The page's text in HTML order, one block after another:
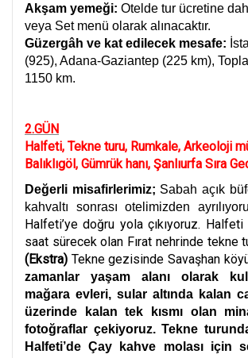
Akşam yemeği: Otelde tur ücretine
veya Set menü olarak alınacaktır.
Güzergâh ve kat edilecek mesafe:
(925), Adana-Gaziantep (225 km),
1150 km.
2.GÜN
Halfeti, Tekne turu, Rumkale, Arkeoloji
Balıklıgöl, Gümrük hanı, Şanlıurfa Sıra
Değerli misafirlerimiz; Sabah açık
kahvaltı sonrası otelimizden
Halfeti’ye doğru yola çıkıyoruz.
saat sürecek olan Fırat nehrinde tekne
(Ekstra) Tekne gezisinde Savaşhan
zamanlar yaşam alanı olarak
mağara evleri, sular altında kalan
üzerinde kalan tek kısmı olan
fotoğraflar çekiyoruz. Tekne
Halfeti’de Çay kahve molası için